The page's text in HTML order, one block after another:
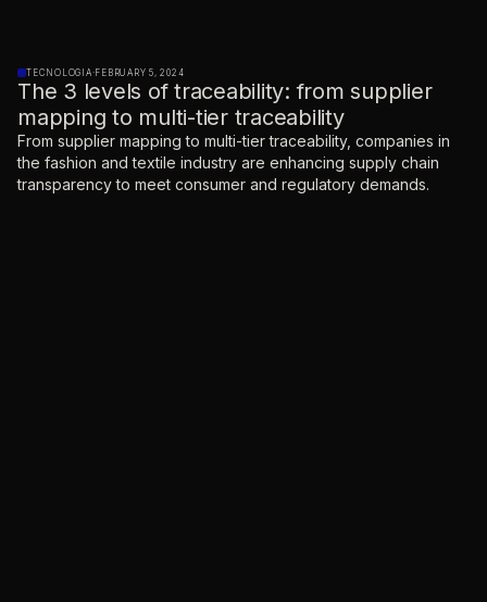
TECNOLOGIA·FEBRUARY 5, 2024
The 3 levels of traceability: from supplier
mapping to multi-tier traceability
From supplier mapping to multi-tier traceability, companies in
the fashion and textile industry are enhancing supply chain
transparency to meet consumer and regulatory demands.